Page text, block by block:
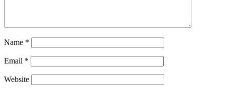
Name *
Email *
Website